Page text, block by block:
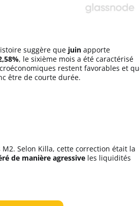
suggère que juin apporte
, le sixième mois a été caractérisé
restent favorables et
être de courte durée.
Selon Killa, cette correction était la
de manière agressive les liquidités